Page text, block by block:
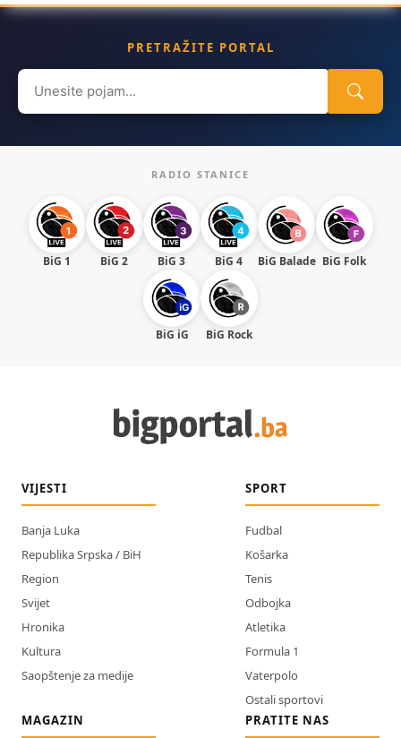
PRETRAŽITE PORTAL
Search
for:
RADIO STANICE
BiG 1 BiG 2 BiG 3 BiG 4 BiG Balade BiG Folk
BiG iG BiG Rock
VIJESTI
Banja Luka
Republika Srpska / BiH
Region
Svijet
Hronika
Kultura
Saopštenje za medije
SPORT
Fudbal
Košarka
Tenis
Odbojka
Atletika
Formula 1
Vaterpolo
Ostali sportovi
MAGAZIN
PRATITE NAS